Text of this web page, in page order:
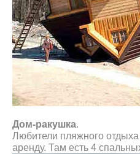
Дом-ракушка.
Любители пляжного
аренду. Там есть 4